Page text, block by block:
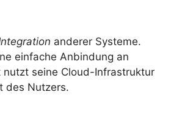
anderer Systeme.
einfache Anbindung an
seine Cloud-Infrastruktur
des Nutzers.